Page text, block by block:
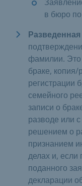
в бюро
фамилии. Это
браке, копия/
регистрации
семейного
записи о
разводе или
решением о
признанием
делах и,
поданного
декларации